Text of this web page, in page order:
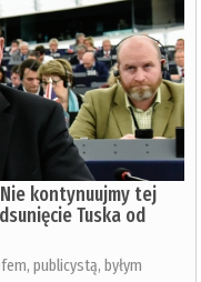
kontynuujmy tej
Tuska od
publicystą, byłym